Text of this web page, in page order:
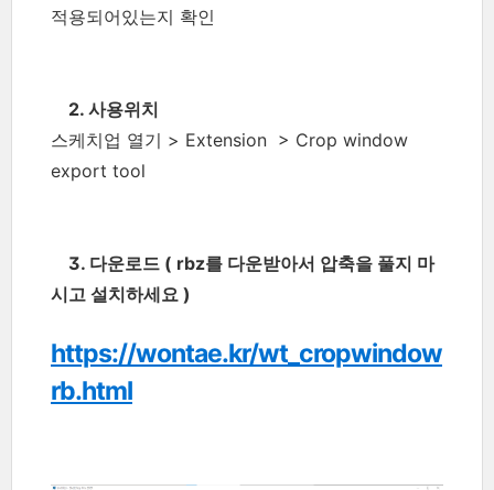
적용되어있는지 확인
2. 사용위치
스케치업 열기 > Extension > Crop window
export tool
3. 다운로드 ( rbz를 다운받아서 압축을 풀지 마
시고 설치하세요 )
https://wontae.kr/wt_cropwindow
rb.html